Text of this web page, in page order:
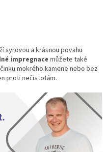
syrovou a krásnou povahu
impregnace můžete také
mokrého kamene nebo bez
proti nečistotám.